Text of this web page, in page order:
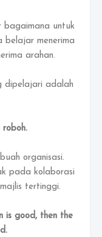
bagaimana untuk
belajar menerima
arahan.
dipelajari adalah
roboh.
organisasi.
pada kolaborasi
tertinggi.
is good, then the